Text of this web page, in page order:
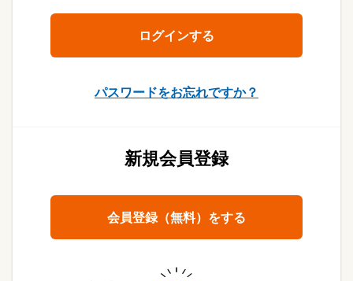
パスワードをお忘れですか？
新規会員登録
会員登録（無料）をする